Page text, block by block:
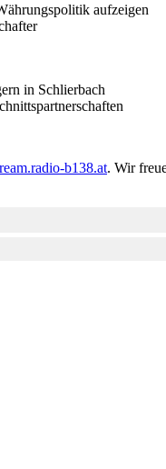
aufzeigen
in Schlierbach
b138.at. Wir